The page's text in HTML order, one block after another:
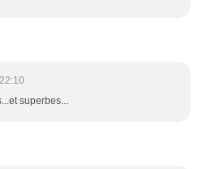
superbes...